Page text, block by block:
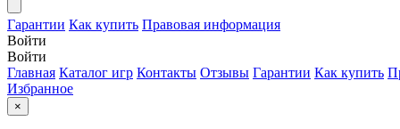
Гарантии Как купить Правовая информация
Войти
Войти
Главная Каталог игр Контакты Отзывы Гарантии Как купить
Избранное
×